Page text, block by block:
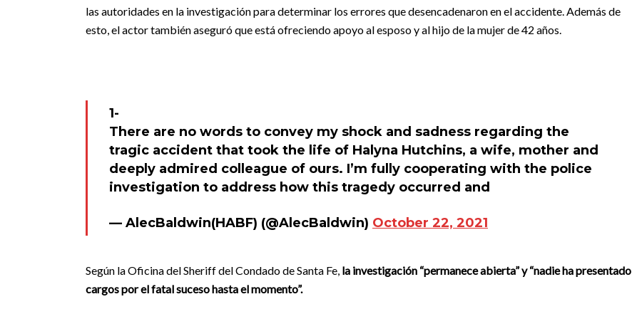
las autoridades en la investigación para determinar los errores que desencadenaron en el accidente. Además de
esto, el actor también aseguró que está ofreciendo apoyo al esposo y al hijo de la mujer de 42 años.
1-
There are no words to convey my shock and sadness regarding the
tragic accident that took the life of Halyna Hutchins, a wife, mother and
deeply admired colleague of ours. I’m fully cooperating with the police
investigation to address how this tragedy occurred and
— AlecBaldwin(HABF) (@AlecBaldwin) October 22, 2021
Según la Oficina del Sheriff del Condado de Santa Fe, la investigación “permanece abierta” y “nadie ha presentado
cargos por el fatal suceso hasta el momento”.